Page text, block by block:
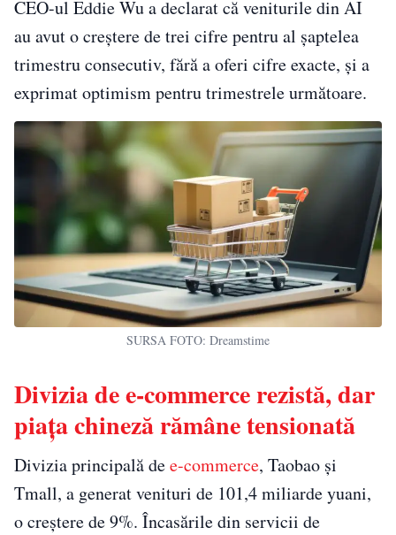
CEO-ul Eddie Wu a declarat că veniturile din AI
au avut o creștere de trei cifre pentru al șaptelea
trimestru consecutiv, fără a oferi cifre exacte, și a
exprimat optimism pentru trimestrele următoare.
SURSA FOTO: Dreamstime
Divizia de e-commerce rezistă, dar
piața chineză rămâne tensionată
Divizia principală dee-commerce, Taobao și
Tmall, a generat venituri de 101,4 miliarde yuani,
o creștere de 9%. Încasările din servicii de